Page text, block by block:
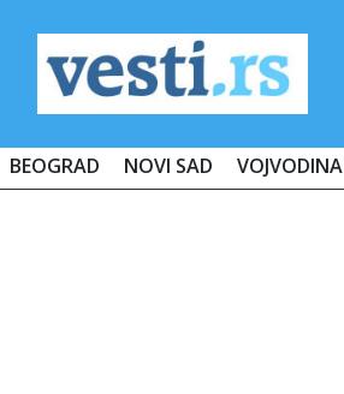
BEOGRAD NOVI SAD VOJVODINA